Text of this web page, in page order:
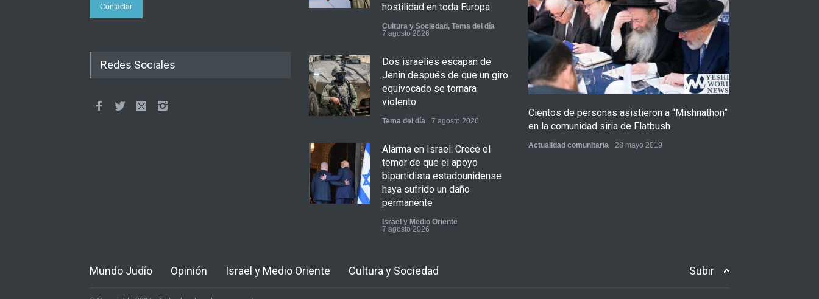
Contactar
Redes Sociales
hostilidad en toda Europa
Cultura y Sociedad , Tema del día
7 agosto 2026
Dos israelíes escapan de
Jenin después de que un giro
equivocado se tornara
violento
Tema del día 7 agosto 2026
Alarma en Israel: Crece el
temor de que el apoyo
bipartidista estadounidense
haya sufrido un daño
permanente
Israel y Medio Oriente
7 agosto 2026
todavía tiene suficiente
Cientos de personas asistieron a “Mishnathon”
en la comunidad siria de Flatbush
Actualidad comunitaria 28 mayo 2019
Mundo Judío Opinión Israel y Medio Oriente Cultura y Sociedad Subir